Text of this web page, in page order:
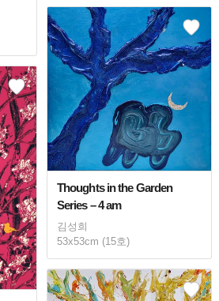
Thoughts in the Garden
Series – 4 am
김성희
53x53cm (15호)